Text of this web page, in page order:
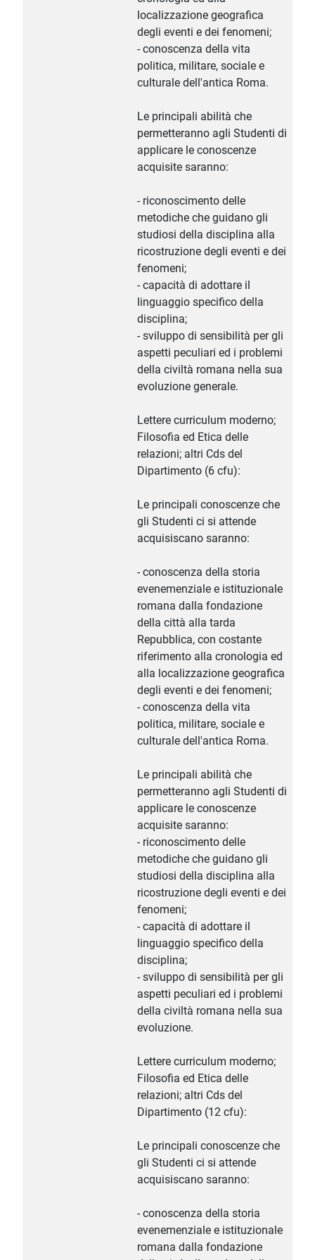
localizzazione geografica
degli eventi e dei fenomeni;
- conoscenza della vita
politica, militare, sociale e
culturale dell'antica Roma.
Le principali abilità che
permetteranno agli Studenti di
applicare le conoscenze
acquisite saranno:
- riconoscimento delle
metodiche che guidano gli
studiosi della disciplina alla
ricostruzione degli eventi e dei
fenomeni;
- capacità di adottare il
linguaggio specifico della
disciplina;
- sviluppo di sensibilità per gli
aspetti peculiari ed i problemi
della civiltà romana nella sua
evoluzione generale.
Lettere curriculum moderno;
Filosofia ed Etica delle
relazioni; altri Cds del
Dipartimento (6 cfu):
Le principali conoscenze che
gli Studenti ci si attende
acquisiscano saranno:
- conoscenza della storia
evenemenziale e istituzionale
romana dalla fondazione
della città alla tarda
Repubblica, con costante
riferimento alla cronologia ed
alla localizzazione geografica
degli eventi e dei fenomeni;
- conoscenza della vita
politica, militare, sociale e
culturale dell'antica Roma.
Le principali abilità che
permetteranno agli Studenti di
applicare le conoscenze
acquisite saranno:
- riconoscimento delle
metodiche che guidano gli
studiosi della disciplina alla
ricostruzione degli eventi e dei
fenomeni;
- capacità di adottare il
linguaggio specifico della
disciplina;
- sviluppo di sensibilità per gli
aspetti peculiari ed i problemi
della civiltà romana nella sua
evoluzione.
Lettere curriculum moderno;
Filosofia ed Etica delle
relazioni; altri Cds del
Dipartimento (12 cfu):
Le principali conoscenze che
gli Studenti ci si attende
acquisiscano saranno:
- conoscenza della storia
evenemenziale e istituzionale
romana dalla fondazione